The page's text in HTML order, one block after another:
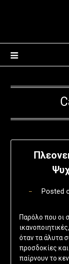
Posted
Παρόλο που οι
όταν τα άλυτα
προσδοκίες
παίρνουν το